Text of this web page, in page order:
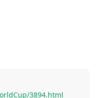
3894.html